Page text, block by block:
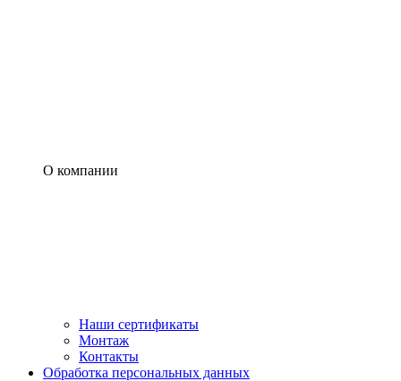
О компании
Наши сертификаты
Монтаж
Контакты
Обработка персональных данных